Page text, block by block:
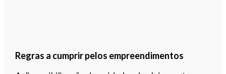
Regras a cumprir pelos empreendimentos